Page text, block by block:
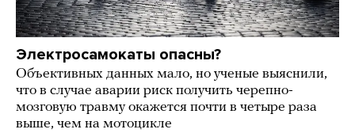
Электросамокаты опасны?
Объективных данных мало, но ученые выяснили,
что в случае аварии риск получить черепно-
мозговую травму окажется почти в четыре раза
выше, чем на мотоцикле